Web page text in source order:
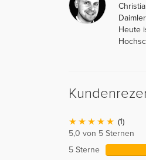
Heute
(1)
5,0 von 5 Sternen
5 Sterne